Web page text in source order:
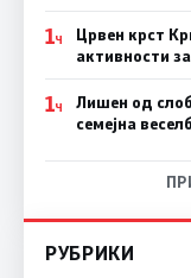
1Ч
Црвен крст
активности
1Ч
Лишен од
семејна
РУБРИКИ